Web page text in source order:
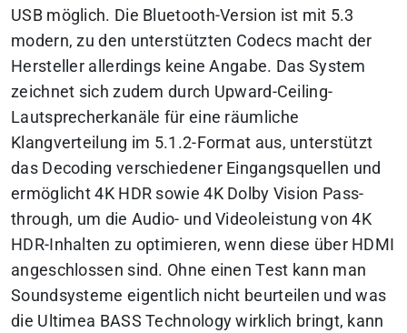
USB möglich. Die Bluetooth-Version ist mit 5.3
modern, zu den unterstützten Codecs macht der
Hersteller allerdings keine Angabe. Das System
zeichnet sich zudem durch Upward-Ceiling-
Lautsprecherkanäle für eine räumliche
Klangverteilung im 5.1.2-Format aus, unterstützt
das Decoding verschiedener Eingangsquellen und
ermöglicht 4K HDR sowie 4K Dolby Vision Pass-
through, um die Audio- und Videoleistung von 4K
HDR-Inhalten zu optimieren, wenn diese über HDMI
angeschlossen sind. Ohne einen Test kann man
Soundsysteme eigentlich nicht beurteilen und was
die Ultimea BASS Technology wirklich bringt, kann